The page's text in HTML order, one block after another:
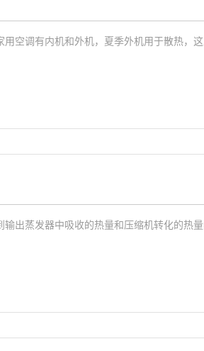
空调有内机和外机，夏季外机用于散热，
出蒸发器中吸收的热量和压缩机转化的热